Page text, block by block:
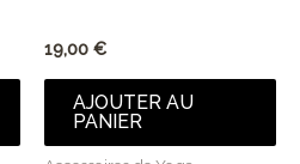
19,00 €
AJOUTER AU
PANIER